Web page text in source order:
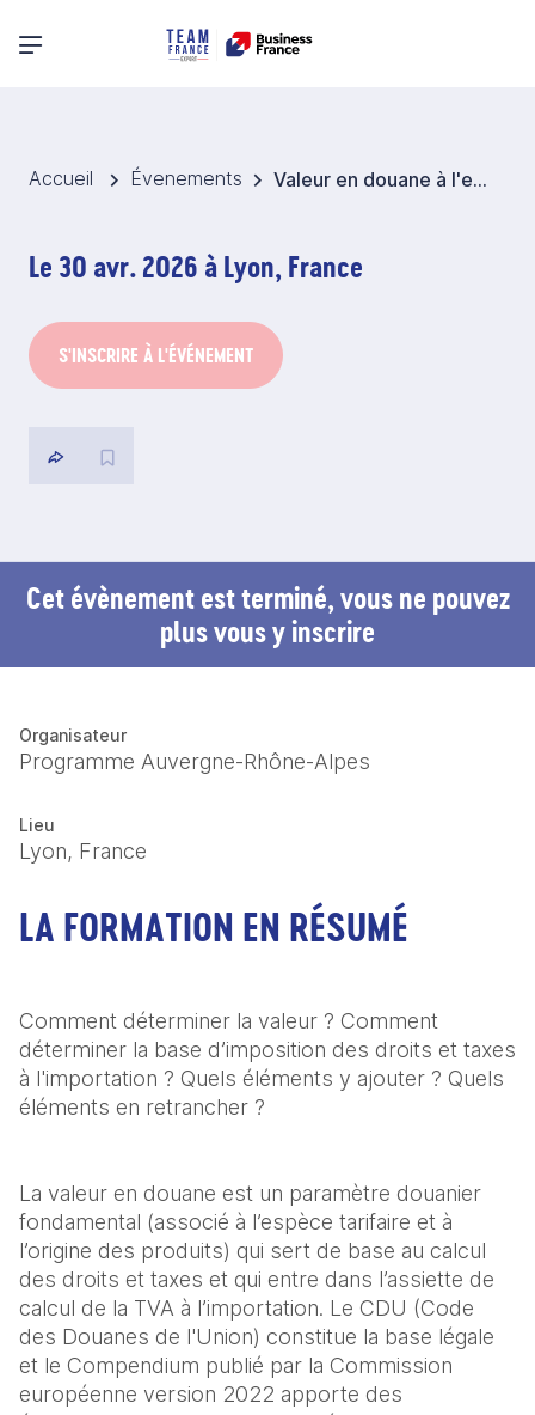
Menu principal
Accueil Évenements Valeur en douane à l'export et à l'import
Le 30 avr. 2026 à Lyon, France
S'INSCRIRE À L'ÉVÉNEMENT
Cet évènement est terminé, vous ne pouvez
plus vous y inscrire
Organisateur
Programme Auvergne-Rhône-Alpes
Lieu
Lyon, France
LA FORMATION EN RÉSUMÉ
Comment déterminer la valeur ? Comment
déterminer la base d’imposition des droits et taxes
à l'importation ? Quels éléments y ajouter ? Quels
éléments en retrancher ?
La valeur en douane est un paramètre douanier
fondamental (associé à l’espèce tarifaire et à
l’origine des produits) qui sert de base au calcul
des droits et taxes et qui entre dans l’assiette de
calcul de la TVA à l’importation. Le CDU (Code
des Douanes de l'Union) constitue la base légale
et le Compendium publié par la Commission
européenne version 2022 apporte des